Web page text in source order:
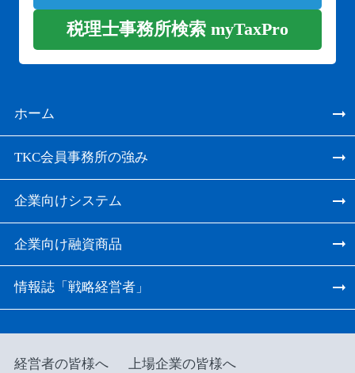
税理士事務所検索 myTaxPro
ホーム
TKC会員事務所の強み
企業向けシステム
企業向け融資商品
情報誌「戦略経営者」
経営者の皆様へ
上場企業の皆様へ